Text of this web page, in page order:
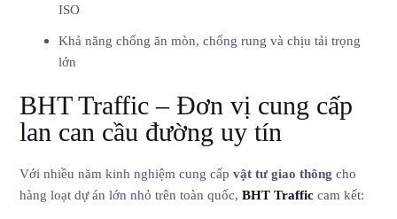
ISO
Khả năng chống ăn mòn, chống rung và chịu tải trọng
lớn
BHT Traffic – Đơn vị cung cấp
lan can cầu đường uy tín
Với nhiều năm kinh nghiệm cung cấpvật tư giao thông cho
hàng loạt dự án lớn nhỏ trên toàn quốc,BHT Traffic cam kết: